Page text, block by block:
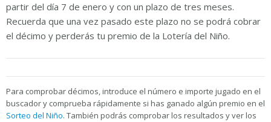
partir del día 7 de enero y con un plazo de tres meses.
Recuerda que una vez pasado este plazo no se podrá cobrar
el décimo y perderás tu premio de la Lotería del Niño.
Para comprobar décimos, introduce el número e importe jugado en el
buscador y comprueba rápidamente si has ganado algún premio en el
Sorteo del Niño. También podrás comprobar los resultados y ver los